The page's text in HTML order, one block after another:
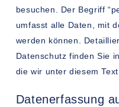
besuchen. Der Begriff
umfasst alle Daten, mit
werden können.
Datenschutz finden Sie
die wir unter diesem
Datenerfassung